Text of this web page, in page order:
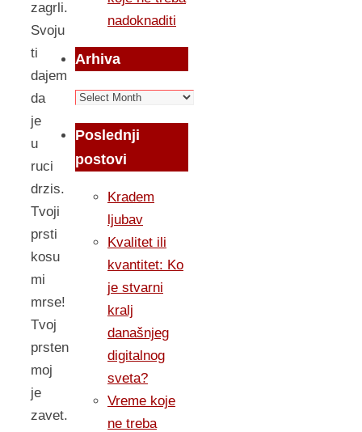
zagrli.
Svoju
ti
dajem
da
je
u
ruci
drzis.
Tvoji
prsti
kosu
mi
mrse!
Tvoj
prsten
moj
je
zavet.
nadoknaditi
Arhiva
Arhiva
Poslednji
postovi
Kradem
ljubav
Kvalitet ili
kvantitet: Ko
je stvarni
kralj
današnjeg
digitalnog
sveta?
Vreme koje
ne treba